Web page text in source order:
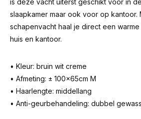
is deze vacht uiterst geschikt voor in
slaapkamer maar ook voor op kantoor.
schapenvacht haal je direct een
huis en kantoor.
• Kleur: bruin wit creme
• Afmeting: ± 100x65cm M
• Haarlengte: middellang
• Anti-geurbehandeling: dubbel